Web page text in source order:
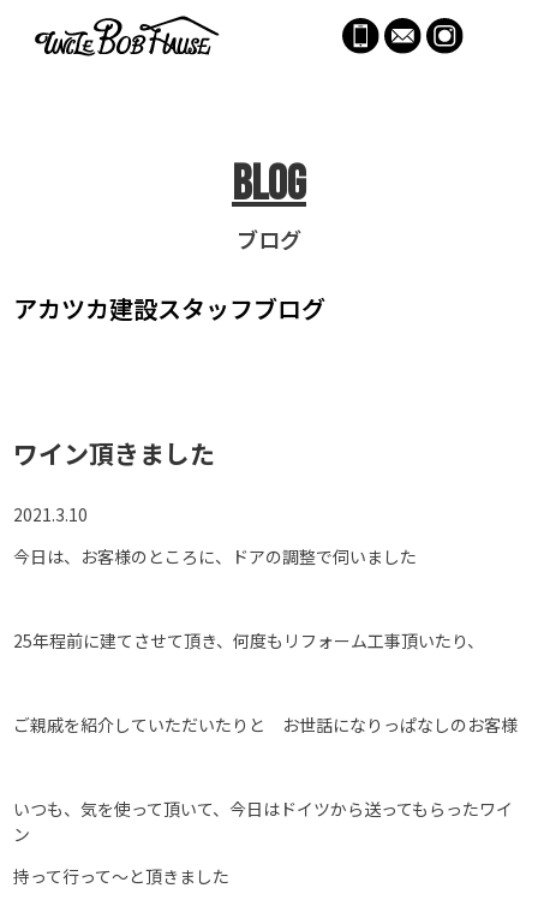
Blog
ブログ
アカツカ建設スタッフブログ
ワイン頂きました
2021.3.10
今日は、お客様のところに、ドアの調整で伺いました
25年程前に建てさせて頂き、何度もリフォーム工事頂いたり、
ご親戚を紹介していただいたりと お世話になりっぱなしのお客様
いつも、気を使って頂いて、今日はドイツから送ってもらったワイ
ン
持って行って～と頂きました